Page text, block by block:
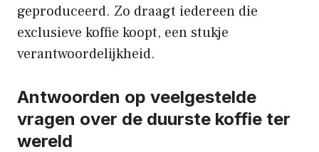
geproduceerd. Zo draagt iedereen die
exclusieve koffie koopt, een stukje
verantwoordelijkheid.
Antwoorden op veelgestelde
vragen over de duurste koffie ter
wereld